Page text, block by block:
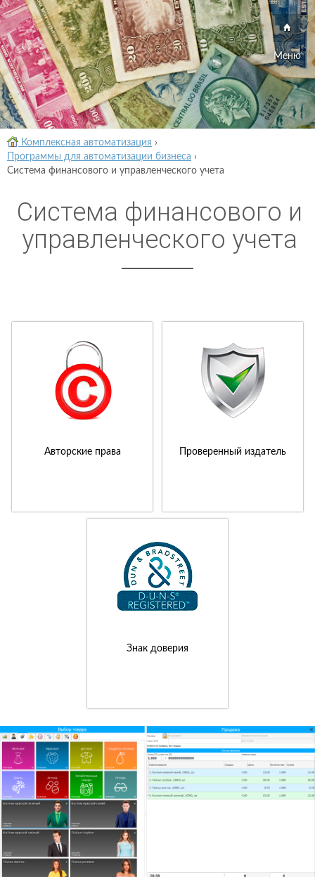
Меню
Комплексная автоматизация ›
Программы для автоматизации бизнеса ›
Система финансового и управленческого учета
Система финансового и
управленческого учета
Авторские права Проверенный издатель
Знак доверия